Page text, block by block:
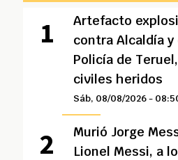
Artefacto
contra Alcaldía
Policía de
civiles heridos
Sáb, 08/08/2026 -
Murió Jorge
Lionel Messi, a